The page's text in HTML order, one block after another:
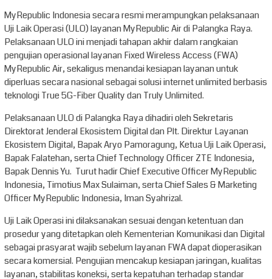
MyRepublic Indonesia secara resmi merampungkan pelaksanaan
Uji Laik Operasi (ULO) layanan MyRepublic Air di Palangka Raya.
Pelaksanaan ULO ini menjadi tahapan akhir dalam rangkaian
pengujian operasional layanan Fixed Wireless Access (FWA)
MyRepublic Air, sekaligus menandai kesiapan layanan untuk
diperluas secara nasional sebagai solusi internet unlimited berbasis
teknologi True 5G-Fiber Quality dan Truly Unlimited.
Pelaksanaan ULO di Palangka Raya dihadiri oleh Sekretaris
Direktorat Jenderal Ekosistem Digital dan Plt. Direktur Layanan
Ekosistem Digital, Bapak Aryo Pamoragung, Ketua Uji Laik Operasi,
Bapak Falatehan, serta Chief Technology Officer ZTE Indonesia,
Bapak Dennis Yu. Turut hadir Chief Executive Officer MyRepublic
Indonesia, Timotius Max Sulaiman, serta Chief Sales & Marketing
Officer MyRepublic Indonesia, Iman Syahrizal.
Uji Laik Operasi ini dilaksanakan sesuai dengan ketentuan dan
prosedur yang ditetapkan oleh Kementerian Komunikasi dan Digital
sebagai prasyarat wajib sebelum layanan FWA dapat dioperasikan
secara komersial. Pengujian mencakup kesiapan jaringan, kualitas
layanan, stabilitas koneksi, serta kepatuhan terhadap standar